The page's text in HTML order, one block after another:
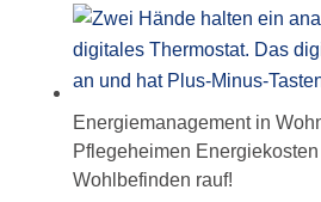
Energiemanagement in
Pflegeheimen Energiekosten
Wohlbefinden rauf!